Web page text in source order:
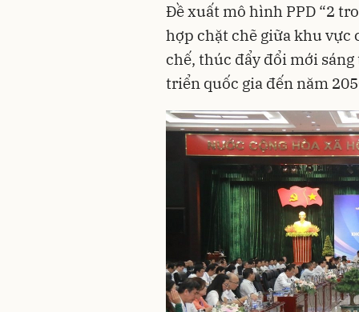
Đề xuất mô hình PPD “2
hợp chặt chẽ giữa khu vực
chế, thúc đẩy đổi mới
triển quốc gia đến năm